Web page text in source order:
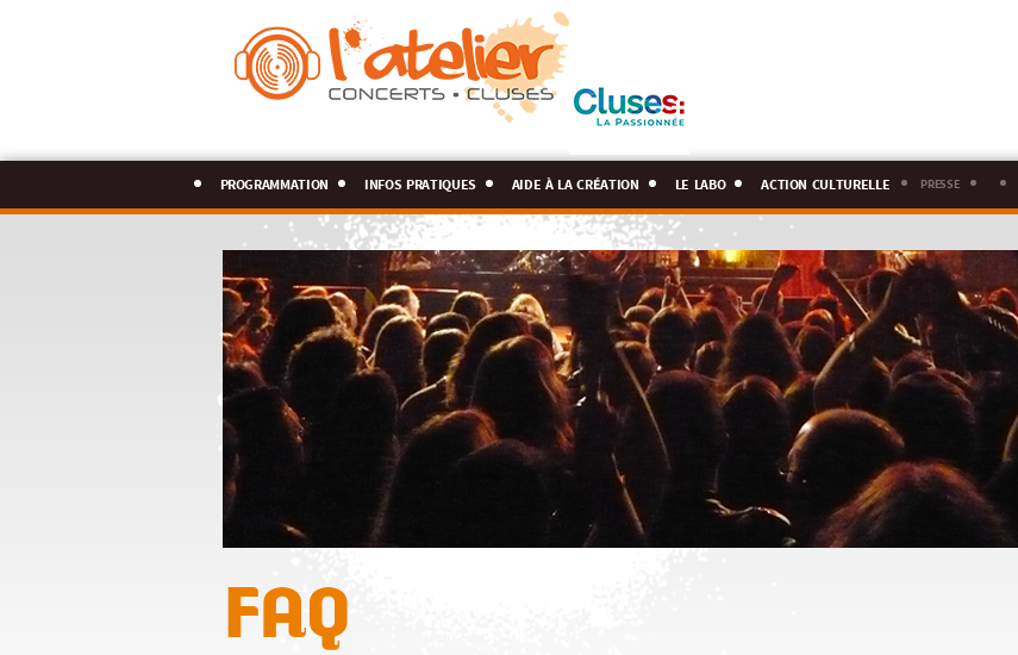
programmation infos pratiques aide à la création le labo action culturelle presse
FAQ